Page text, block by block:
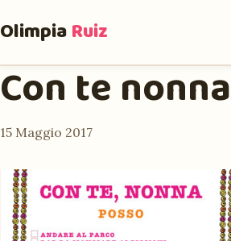
OlimpiaRuiz
Con te
15 Maggio 2017